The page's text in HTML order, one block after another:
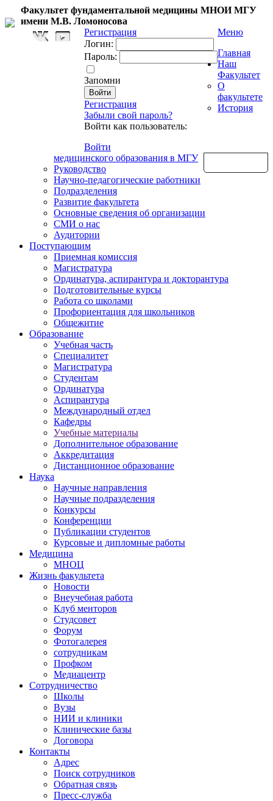
Факультет фундаментальной медицины МНОИ МГУ
имени М.В. Ломоносова
Регистрация
Логин:
Пароль:
Запомни
Регистрация
Забыли свой пароль?
Войти как пользователь:
Войти
Меню
Главная
Наш
Факультет
О
факультете
История
медицинского образования в МГУ
Руководство
Научно-педагогические работники
Подразделения
Развитие факультета
Основные сведения об организации
СМИ о нас
Аудитории
Поступающим
Приемная комиссия
Магистратура
Ординатура, аспирантура и докторантура
Подготовительные курсы
Работа со школами
Профориентация для школьников
Общежитие
Образование
Учебная часть
Специалитет
Магистратура
Студентам
Ординатура
Аспирантура
Международный отдел
Кафедры
Учебные материалы
Дополнительное образование
Аккредитация
Дистанционное образование
Наука
Научные направления
Научные подразделения
Конкурсы
Конференции
Публикации студентов
Курсовые и дипломные работы
Медицина
МНОЦ
Жизнь факультета
Новости
Внеучебная работа
Клуб менторов
Студсовет
Форум
Фотогалерея
сотрудникам
Профком
Медиацентр
Сотрудничество
Школы
Вузы
НИИ и клиники
Клинические базы
Договора
Контакты
Адрес
Поиск сотрудников
Обратная связь
Пресс-служба